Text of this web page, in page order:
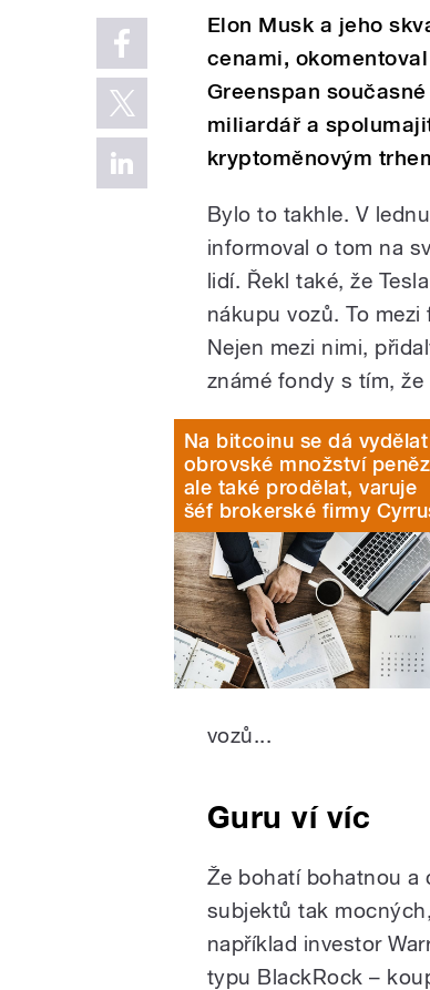
Elon Musk a jeho
cenami,
Greenspan
miliardář a
kryptoměnovým
Bylo to takhle. V
informoval o tom na
lidí. Řekl také, že
nákupu vozů. To
Nejen mezi nimi,
známé fondy s tím,
Na bitcoinu se dá vydělat
obrovské množství
ale také prodělat, varuje
šéf brokerské firmy
vozů...
Guru ví víc
Že bohatí bohatnou a
subjektů tak
například investor
typu BlackRock –